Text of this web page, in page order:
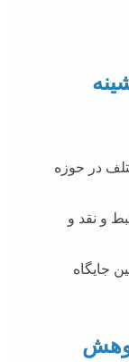
در حوزه
و نقد و
جایگاه